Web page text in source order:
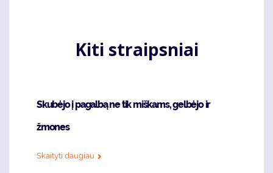
Kiti straipsniai
Skubėjo į pagalbą ne tik miškams, gelbėjo ir
žmones
Skaityti daugiau